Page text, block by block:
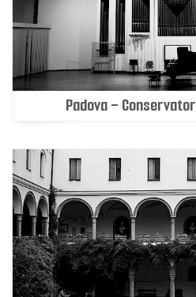
Padova -